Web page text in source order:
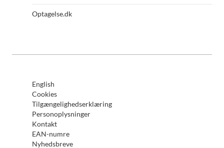
Optagelse.dk
English
Cookies
Tilgængelighedserklæring
Personoplysninger
Kontakt
EAN-numre
Nyhedsbreve